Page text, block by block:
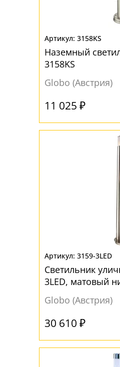
3158KS
Наземный
3158KS
Globo (Австрия)
11 025 ₽
3159-3LED
Светильник
3LED, матовый
3x8,5W
Globo (Австрия)
30 610 ₽